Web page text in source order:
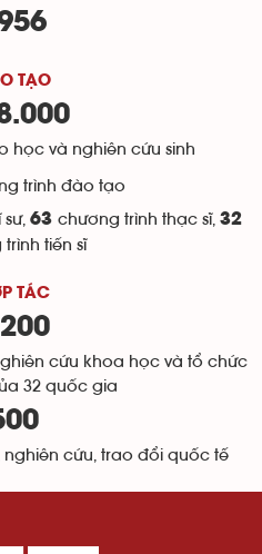
TẠO
học và nghiên cứu sinh
trình đào tạo
63 chương trình thạc sĩ, 32
tiến sĩ
TÁC
cứu khoa học và tổ chức
32 quốc gia
cứu, trao đổi quốc tế